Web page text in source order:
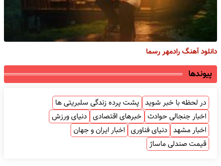
دانلود آهنگ رادمهر رسما
پیوندها
در لحظه با خبر شوید پشت پرده زندگی سلبریتی ها
اخبار جنجالی حوادث خبرهای اقتصادی دنیای ورزش
اخبار مشهد دنیای فناوری اخبار ایران و جهان
قیمت صندلی ماساژ